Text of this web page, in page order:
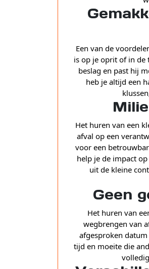
Een van de
is op je oprit of in de
beslag en past hij
heb je altijd een
Het huren van een
afval op een
voor een
help je de impact
uit de kleine
Geen
Het huren van
wegbrengen van
afgesproken
tijd en moeite die